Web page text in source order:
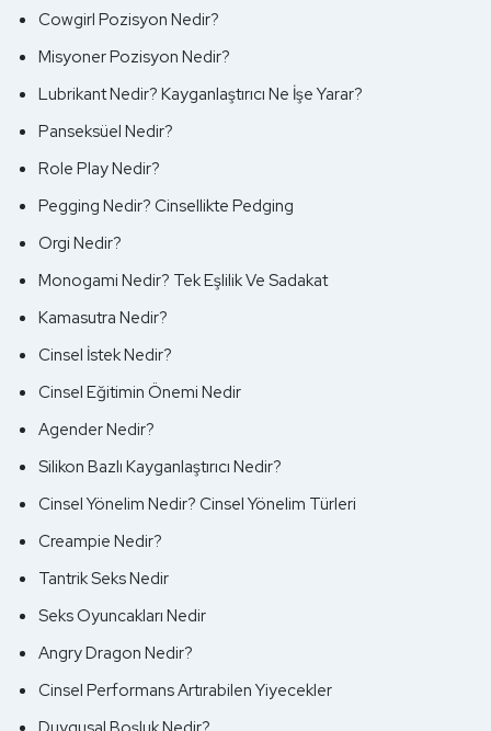
Cowgirl Pozisyon Nedir?
Misyoner Pozisyon Nedir?
Lubrikant Nedir? Kayganlaştırıcı Ne İşe Yarar?
Panseksüel Nedir?
Role Play Nedir?
Pegging Nedir? Cinsellikte Pedging
Orgi Nedir?
Monogami Nedir? Tek Eşlilik Ve Sadakat
Kamasutra Nedir?
Cinsel İstek Nedir?
Cinsel Eğitimin Önemi Nedir
Agender Nedir?
Silikon Bazlı Kayganlaştırıcı Nedir?
Cinsel Yönelim Nedir? Cinsel Yönelim Türleri
Creampie Nedir?
Tantrik Seks Nedir
Seks Oyuncakları Nedir
Angry Dragon Nedir?
Cinsel Performans Artırabilen Yiyecekler